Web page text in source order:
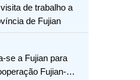
de trabalho a
de Fujian
se a Fujian para
Fujian-